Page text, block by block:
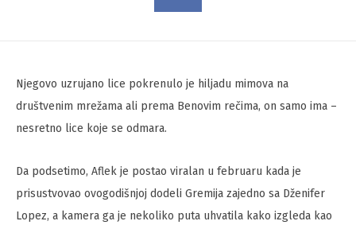
Njegovo uzrujano lice pokrenulo je hiljadu mimova na
društvenim mrežama ali prema Benovim rečima, on samo ima –
nesretno lice koje se odmara.
Da podsetimo, Aflek je postao viralan u februaru kada je
prisustvovao ovogodišnjoj dodeli Gremija zajedno sa Dženifer
Lopez, a kamera ga je nekoliko puta uhvatila kako izgleda kao